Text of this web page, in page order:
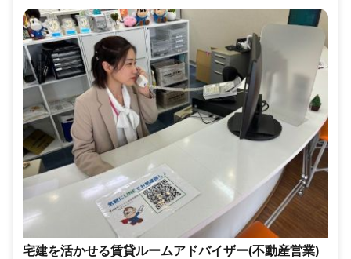
宅建を活かせる賃貸ルームアドバイザー(不動産営業)